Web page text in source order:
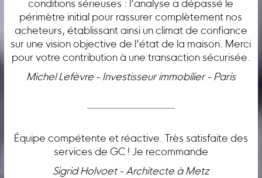
conditions sérieuses : l’analyse a dépassé le
périmètre initial pour rassurer complètement nos
acheteurs, établissant ainsi un climat de confiance
sur une vision objective de l’état de la maison. Merci
pour votre contribution à une transaction sécurisée.
Michel Lefèvre - Investisseur immobilier - Paris
Équipe compétente et réactive. Très satisfaite des
services de GC ! Je recommande
Sigrid Holvoet - Architecte à Metz